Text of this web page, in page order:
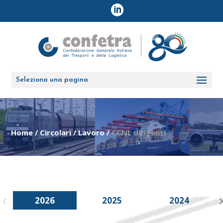
Seleziona una pagina
Home / Circolari/Lavoro/CCNL dirigenti
2026 2025 2024